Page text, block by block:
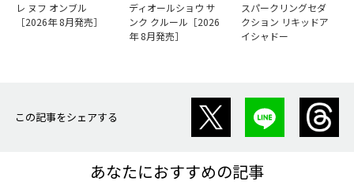
レ ヌフ オンブル
［2026年 8月発売］
ディオールショウ サ
ンク クルール［2026
年 8月発売］
スパークリングセダ
クション リキッドア
イシャドー
この記事をシェアする
あなたにおすすめの記事